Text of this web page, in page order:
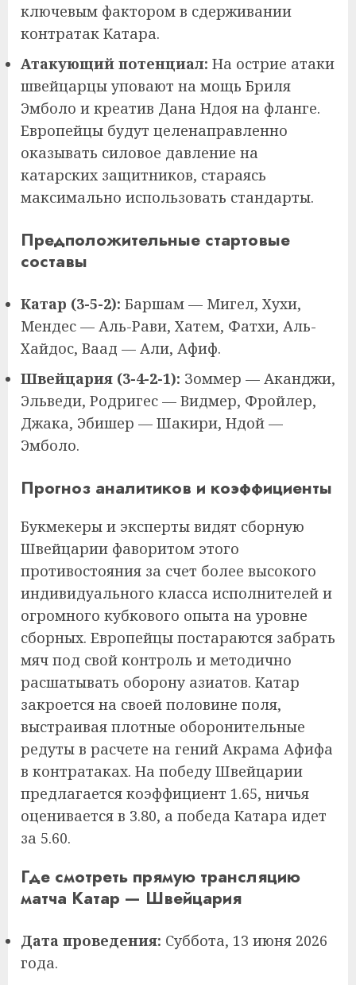
ключевым фактором в сдерживании
контратак Катара.
Атакующий потенциал: На острие атаки
швейцарцы уповают на мощь Бриля
Эмболо и креатив Дана Ндоя на фланге.
Европейцы будут целенаправленно
оказывать силовое давление на
катарских защитников, стараясь
максимально использовать стандарты.
Предположительные стартовые
составы
Катар (3-5-2): Баршам — Мигел, Хухи,
Мендес — Аль-Рави, Хатем, Фатхи, Аль-
Хайдос, Ваад — Али, Афиф.
Швейцария (3-4-2-1): Зоммер — Аканджи,
Эльведи, Родригес — Видмер, Фройлер,
Джака, Эбишер — Шакири, Ндой —
Эмболо.
Прогноз аналитиков и коэффициенты
Букмекеры и эксперты видят сборную
Швейцарии фаворитом этого
противостояния за счет более высокого
индивидуального класса исполнителей и
огромного кубкового опыта на уровне
сборных. Европейцы постараются забрать
мяч под свой контроль и методично
расшатывать оборону азиатов. Катар
закроется на своей половине поля,
выстраивая плотные оборонительные
редуты в расчете на гений Акрама Афифа
в контратаках. На победу Швейцарии
предлагается коэффициент 1.65, ничья
оценивается в 3.80, а победа Катара идет
за 5.60.
Где смотреть прямую трансляцию
матча Катар — Швейцария
Дата проведения: Суббота, 13 июня 2026
года.